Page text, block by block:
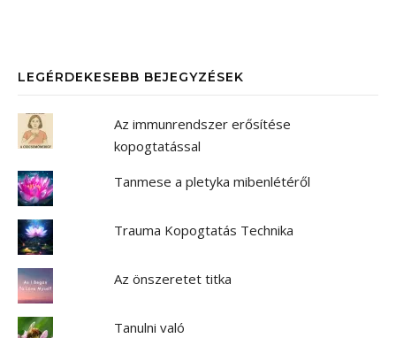
LEGÉRDEKESEBB BEJEGYZÉSEK
Az immunrendszer erősítése
kopogtatással
Tanmese a pletyka mibenlétéről
Trauma Kopogtatás Technika
Az önszeretet titka
Tanulni való